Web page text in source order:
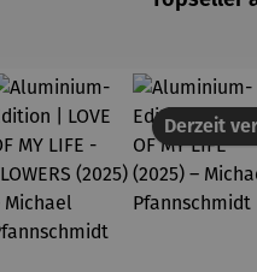
Derzeit